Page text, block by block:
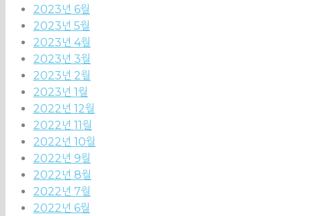
2023년 6월
2023년 5월
2023년 4월
2023년 3월
2023년 2월
2023년 1월
2022년 12월
2022년 11월
2022년 10월
2022년 9월
2022년 8월
2022년 7월
2022년 6월